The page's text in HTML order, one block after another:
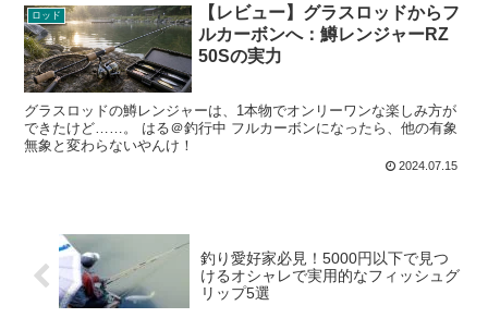
ロッド
【レビュー】グラスロッドからフ
ルカーボンへ：鱒レンジャーRZ
50Sの実力
グラスロッドの鱒レンジャーは、1本物でオンリーワンな楽しみ方が
できたけど……。 はる＠釣行中 フルカーボンになったら、他の有象
無象と変わらないやんけ！
2024.07.15
釣り愛好家必見！5000円以下で見つ
けるオシャレで実用的なフィッシュグ
リップ5選